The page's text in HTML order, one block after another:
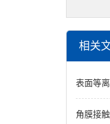
相关
表面等离子
角膜接触